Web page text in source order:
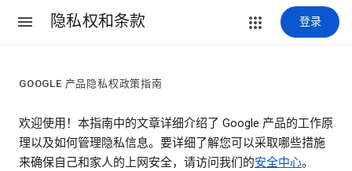
隐私权和条款 登录
GOOGLE 产品隐私权政策指南
欢迎使用！本指南中的文章详细介绍了 Google 产品的工作原
理以及如何管理隐私信息。要详细了解您可以采取哪些措施
来确保自己和家人的上网安全，请访问我们的安全中心。